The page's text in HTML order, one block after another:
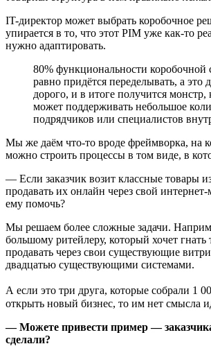
IT-директор может выбрать коробочное
упирается в то, что этот PIM уже как-то
нужно адаптировать.
80% функциональности коробочной
равно придётся переделывать, а это
дорого, и в итоге получится монстр,
может поддерживать небольшое
подрядчиков или специалистов
Мы же даём что-то вроде фреймворка, на
можно строить процессы в том виде, в
— Если заказчик возит классные товары
продавать их онлайн через свой
ему помочь?
Мы решаем более сложные задачи.
большому ритейлеру, который хочет гнать
продавать через свои существующие
двадцатью существующими системами.
А если это три друга, которые собрали 1
открыть новый бизнес, то им нет смысла
— Можете привести пример —
сделали?